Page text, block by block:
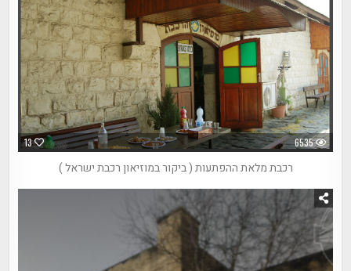
13 6535
רכבת מלאת ההפתעות ( ביקור במוזיאון רכבת ישראל )